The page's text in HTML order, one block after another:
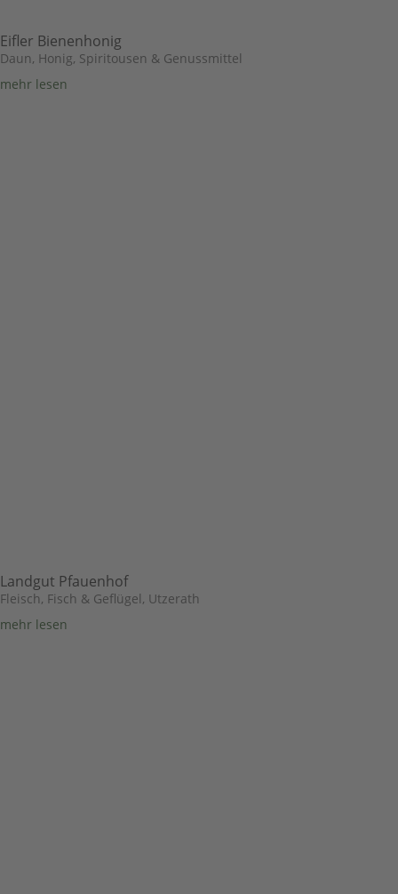
Eifler Bienenhonig
Daun, Honig, Spiritousen & Genussmittel
mehr lesen
Landgut Pfauenhof
Fleisch, Fisch & Geflügel, Utzerath
mehr lesen